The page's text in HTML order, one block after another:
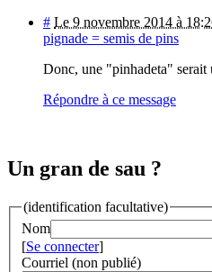
# Le 9 novembre 2014 à
pignade = semis de pins
Donc, une "pinhadeta" serait
Répondre à ce message
Un gran de sau ?
(identification facultative)
Nom
[Se connecter]
Courriel (non publié)